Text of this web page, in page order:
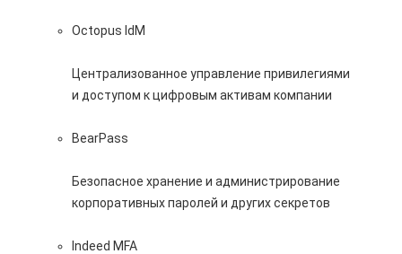
Octopus IdM
Централизованное управление привилегиями
и доступом к цифровым активам компании
BearPass
Безопасное хранение и администрирование
корпоративных паролей и других секретов
Indeed MFA